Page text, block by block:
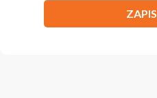
Jeśli szukasz domu z